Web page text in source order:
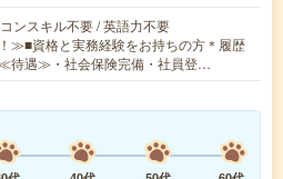
ンスキル不要 / 英語力不要
≫■資格と実務経験をお持ちの方＊履歴
待遇≫・社会保険完備・社員登…